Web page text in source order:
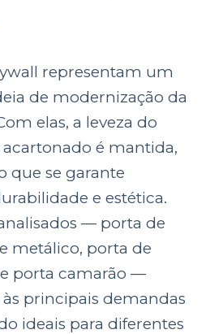
representam um
de modernização da
elas, a leveza do
acartonado é mantida,
que se garante
e estética.
— porta de
metálico, porta de
porta camarão —
principais demandas
ideais para diferentes